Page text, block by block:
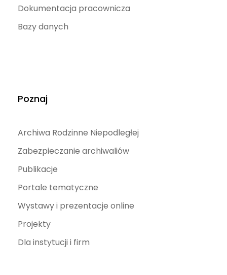
Dokumentacja pracownicza
Bazy danych
Poznaj
Archiwa Rodzinne Niepodległej
Zabezpieczanie archiwaliów
Publikacje
Portale tematyczne
Wystawy i prezentacje online
Projekty
Dla instytucji i firm